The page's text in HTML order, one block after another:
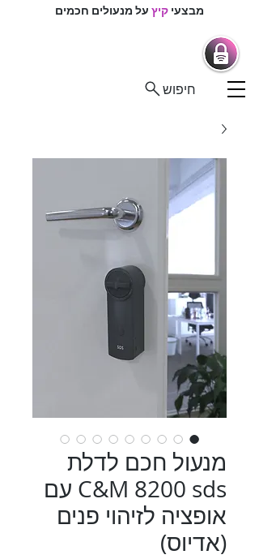
מבצעיקיץעל מנעולים חכמים
חיפוש
מנעול חכם לדלת
C&M 8200 sds עם
אופציה לזיהוי פנים
(אדיוס)